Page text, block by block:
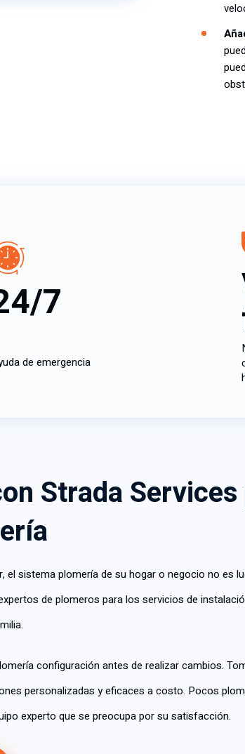
7
de emergencia
Strada
sistema plomería de su hogar o negocio no es
de plomeros para los servicios de
configuración antes de realizar cambios.
personalizadas y eficaces a costo. Pocos
experto que se preocupa por su satisfacción.